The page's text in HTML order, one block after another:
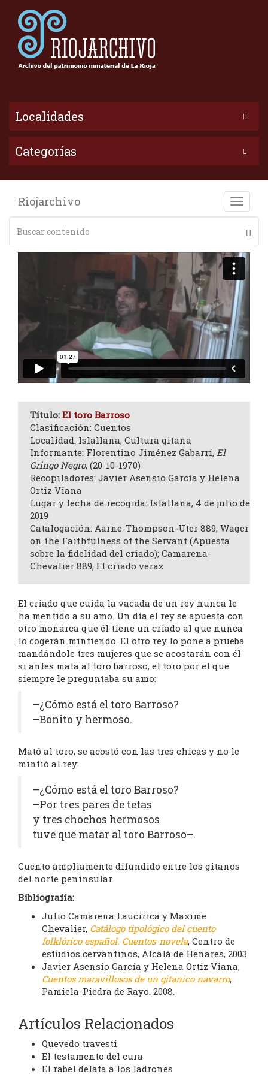
Localidades
Categorías
Toggle
Riojarchivo
Título: El toro Barroso
Clasificación: Cuentos
Localidad: Islallana, Cultura gitana
Informante: Florentino Jiménez Gabarri, El
Gringo Negro, (20-10-1970)
Recopiladores: Javier Asensio García y Helena
Ortiz Viana
Lugar y fecha de recogida: Islallana, 4 de julio de
2019
Catalogación: Aarne-Thompson-Uter 889, Wager
on the Faithfulness of the Servant (Apuesta
sobre la fidelidad del criado); Camarena-
Chevalier 889, El criado veraz
El criado que cuida la vacada de un rey nunca le
ha mentido a su amo. Un día el rey se apuesta con
otro monarca que él tiene un criado al que nunca
lo cogerán mintiendo. El otro rey lo pone a prueba
mandándole tres mujeres que se acostarán con él
si antes mata al toro barroso, el toro por el que
siempre le preguntaba su amo:
–¿Cómo está el toro Barroso?
–Bonito y hermoso.
Mató al toro, se acostó con las tres chicas y no le
mintió al rey:
–¿Cómo está el toro Barroso?
–Por tres pares de tetas
y tres chochos hermosos
tuve que matar al toro Barroso–.
Cuento ampliamente difundido entre los gitanos
del norte peninsular.
Bibliografía:
Julio Camarena Laucirica y Maxime
Chevalier, Catálogo tipológico del cuento
folklórico español. Cuentos-novela, Centro de
estudios cervantinos, Alcalá de Henares, 2003.
Javier Asensio García y Helena Ortiz Viana,
Cuentos maravillosos de un gitanico navarro,
Pamiela-Piedra de Rayo. 2008.
Artículos Relacionados
Quevedo travesti
El testamento del cura
El rabel delata a los ladrones